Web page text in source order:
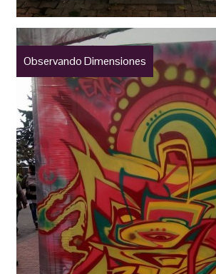
Observando Dimensiones